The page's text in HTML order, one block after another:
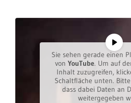
Sie sehen gerade einen
von YouTube. Um auf
Inhalt zuzugreifen,
Schaltfläche unten.
dass dabei Daten an
weitergegeben